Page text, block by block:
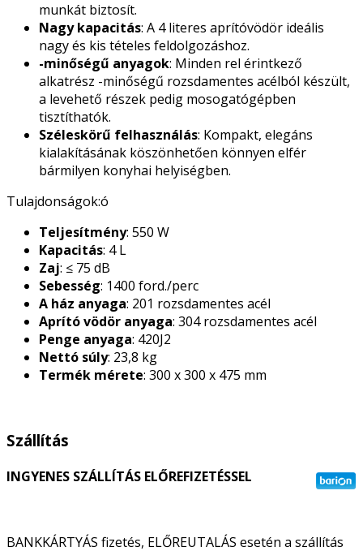
munkát biztosít.
Nagy kapacitás: A 4 literes aprítóvödör ideális
nagy és kis tételes feldolgozáshoz.
-minőségű anyagok: Minden rel érintkező
alkatrész -minőségű rozsdamentes acélból készült,
a levehető részek pedig mosogatógépben
tisztíthatók.
Széleskörű felhasználás: Kompakt, elegáns
kialakításának köszönhetően könnyen elfér
bármilyen konyhai helyiségben.
Tulajdonságok:ó
Teljesítmény: 550 W
Kapacitás: 4 L
Zaj: ≤ 75 dB
Sebesség: 1400 ford./perc
A ház anyaga: 201 rozsdamentes acél
Aprító vödör anyaga: 304 rozsdamentes acél
Penge anyaga: 420J2
Nettó súly: 23,8 kg
Termék mérete: 300 x 300 x 475 mm
Szállítás
INGYENES SZÁLLÍTÁS ELŐREFIZETÉSSEL
BANKKÁRTYÁS fizetés, ELŐREUTALÁS esetén a szállítás